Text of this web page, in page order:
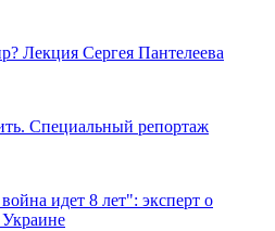
Лекция Сергея Пантелеева
Специальный репортаж
идет 8 лет": эксперт о